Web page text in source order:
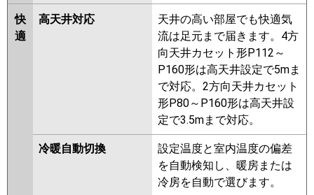
三菱重工
FDTWV565HA5SA-rak
FDTWV565HA5SA
FDTWV565H5SA-rak
FDTWV565H5SA FDTWV565H5S-
FDTWV565H5S
FDTWV565H5S-rakuri-na
パナソニック PA-P56L7KB PA-P56L7KNB PA-
P56L7HNB PA-P56L7HB PA-
P56L7KNA PA-P56L7KA PA-
P56L7HA PA-P56L7HNA PA-
快
適
高天井対応
天井の高い部屋でも快適気
流は足元まで届きます。4方
向天井カセット形P112～
P160形は高天井設定で5mま
で対応。2方向天井カセット
形P80～P160形は高天井設
定で3.5mまで対応。
冷暖自動切換
設定温度と室内温度の偏差
を自動検知し、暖房または
冷房を自動で選びます。